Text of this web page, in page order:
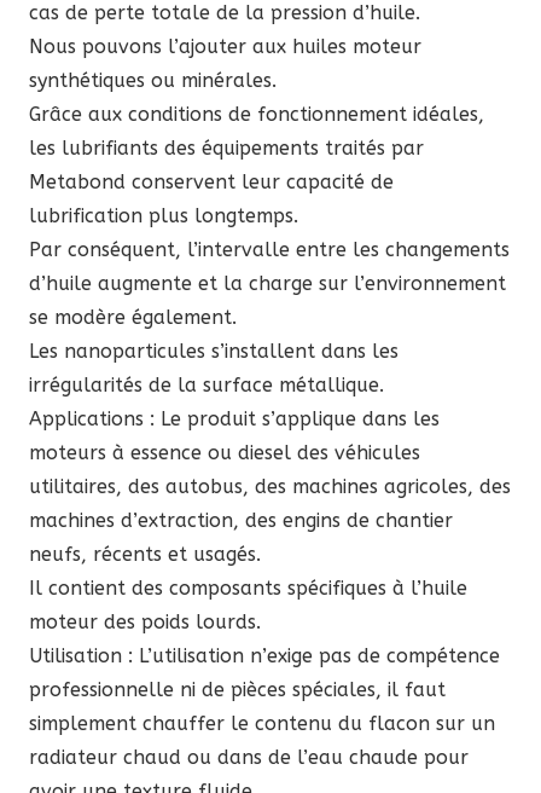
cas de perte totale de la pression d’huile.
Nous pouvons l’ajouter aux huiles moteur
synthétiques ou minérales.
Grâce aux conditions de fonctionnement idéales,
les lubrifiants des équipements traités par
Metabond conservent leur capacité de
lubrification plus longtemps.
Par conséquent, l’intervalle entre les changements
d’huile augmente et la charge sur l’environnement
se modère également.
Les nanoparticules s’installent dans les
irrégularités de la surface métallique.
Applications : Le produit s’applique dans les
moteurs à essence ou diesel des véhicules
utilitaires, des autobus, des machines agricoles, des
machines d’extraction, des engins de chantier
neufs, récents et usagés.
Il contient des composants spécifiques à l’huile
moteur des poids lourds.
Utilisation : L’utilisation n’exige pas de compétence
professionnelle ni de pièces spéciales, il faut
simplement chauffer le contenu du flacon sur un
radiateur chaud ou dans de l’eau chaude pour